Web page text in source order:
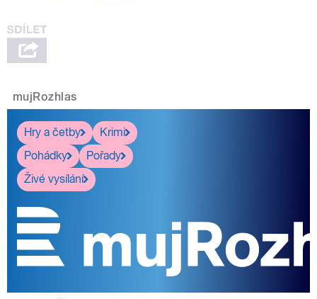
mujRozhlas
Hry a četby
Krimi
Pohádky
Pořady
Živé vysílání